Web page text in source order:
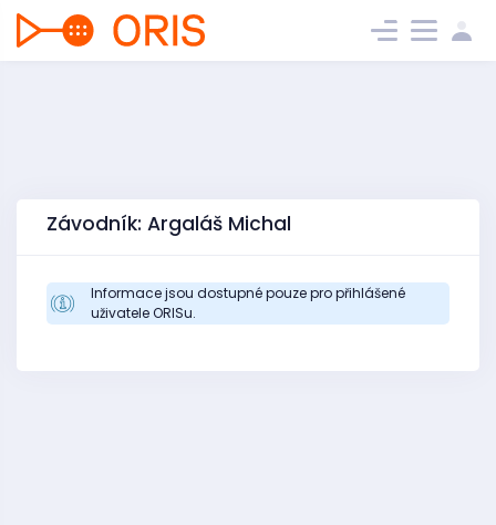
Závodník: Argaláš Michal
Informace jsou dostupné pouze pro přihlášené
uživatele ORISu.